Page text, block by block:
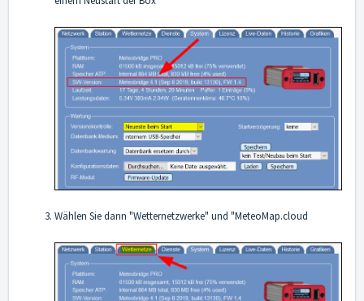
Wählen Sie dann "Wetternetzwerke" und "MeteoMap.cloud